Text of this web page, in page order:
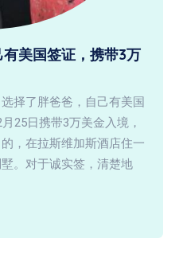
美国签证，携带3万
择了胖爸爸，自己有美国
25日携带3万美金入境，
，在拉斯维加斯酒店住一
。对于诚实签，清楚地